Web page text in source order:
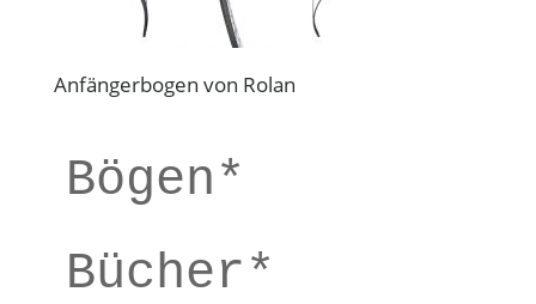
Anfängerbogen von Rolan
Bögen*
Bücher*